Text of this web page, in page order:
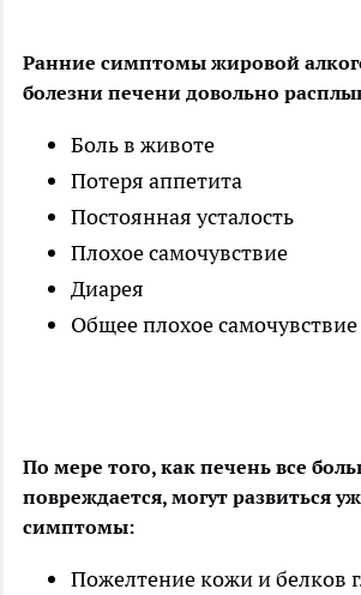
Ранние симптомы жировой
болезни печени довольно
Боль в животе
Потеря аппетита
Постоянная усталость
Плохое самочувствие
Диарея
Общее плохое самочувствие
По мере того, как печень все
повреждается, могут развиться
симптомы:
Пожелтение кожи и белков